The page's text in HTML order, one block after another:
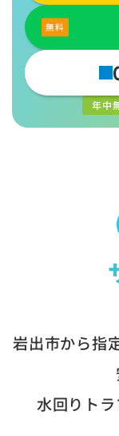
年中
岩出市から指
水回りト